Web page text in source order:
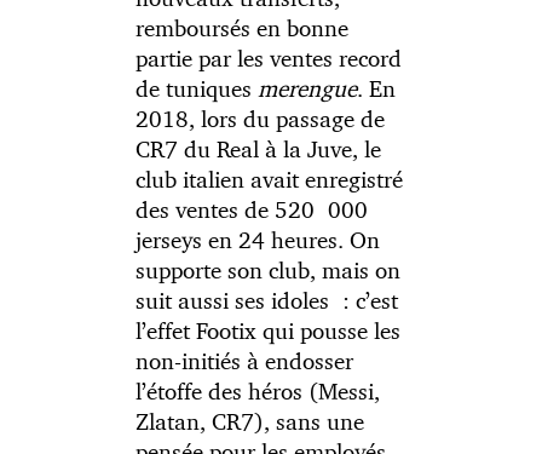
remboursés en bonne
partie par les ventes record
de tuniques merengue. En
2018, lors du passage de
CR7 du Real à la Juve, le
club italien avait enregistré
des ventes de 520 000
jerseys en 24 heures. On
supporte son club, mais on
suit aussi ses idoles : c’est
l’effet Footix qui pousse les
non-initiés à endosser
l’étoffe des héros (Messi,
Zlatan, CR7), sans une